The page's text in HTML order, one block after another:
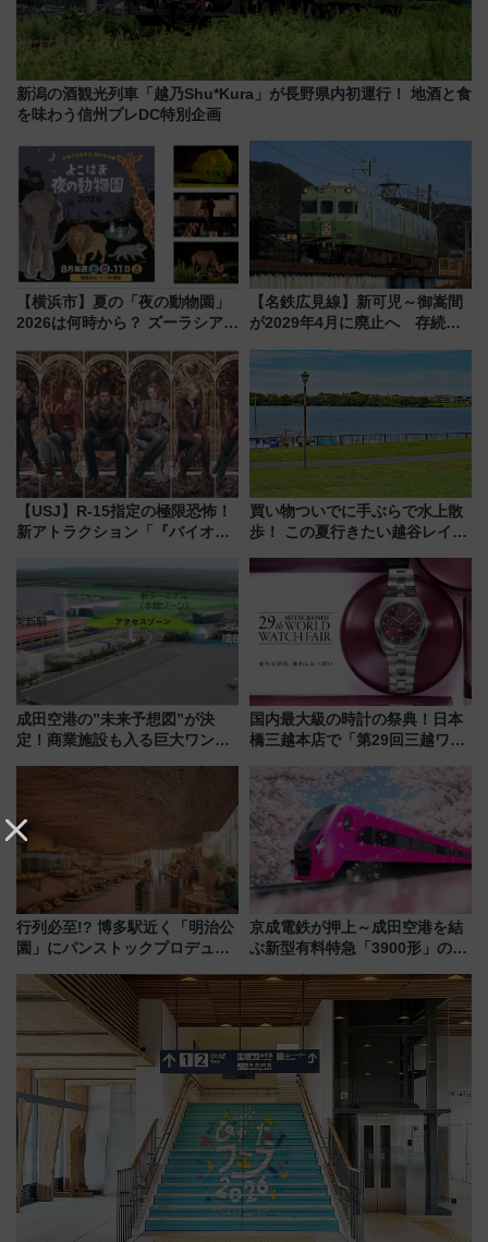
新潟の酒観光列車「越乃Shu*Kura」が長野県内初運行！ 地酒と食
を味わう信州プレDC特別企画
【横浜市】夏の「夜の動物園」
2026は何時から？ ズーラシア・
見どころ、限定イベントを徹底
解説！
【名鉄広見線】新可児～御嵩間
が2029年4月に廃止へ 存続協
【USJ】R-15指定の極限恐怖！
新アトラクション「『バイオハ
ブ」今秋登場 ―予測不能の恐
怖に泣き叫べ―
買い物ついでに手ぶらで水上散
歩！ この夏行きたい越谷レイク
ア「LAKESIDE PARK」（埼玉
成田空港の”未来予想図”が決
定！商業施設も入る巨大ワンタ
国内最大級の時計の祭典！日本
橋三越本店で「第29回三越ワー
【2026年8月5日～25日】
行列必至!? 博多駅近く「明治公
園」にパンストックプロデュー
オープン 秋からはビストロ営業
京成電鉄が押上～成田空港を結
ぶ新型有料特急「3900形」のコ
募集も実施